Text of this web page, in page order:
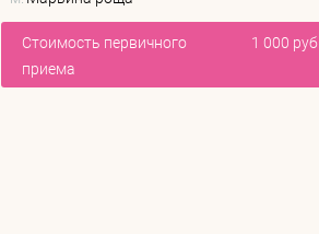
Стоимость первичного
приема
1 000 руб.